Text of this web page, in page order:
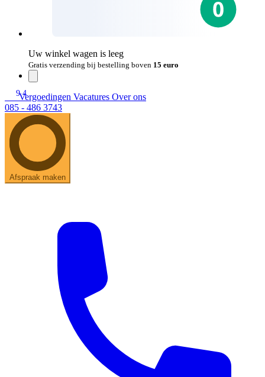
Uw winkel wagen is leeg
Gratis verzending bij bestelling boven 15 euro
9.4
Vergoedingen Vacatures Over ons
085 - 486 3743
Afspraak maken